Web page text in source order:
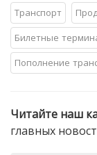
Транспорт
Билетные
Пополнение
Читайте наш
главных